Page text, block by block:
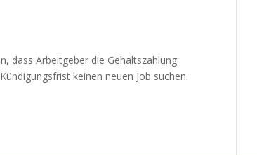
dass Arbeitgeber die Gehaltszahlung
keinen neuen Job suchen.